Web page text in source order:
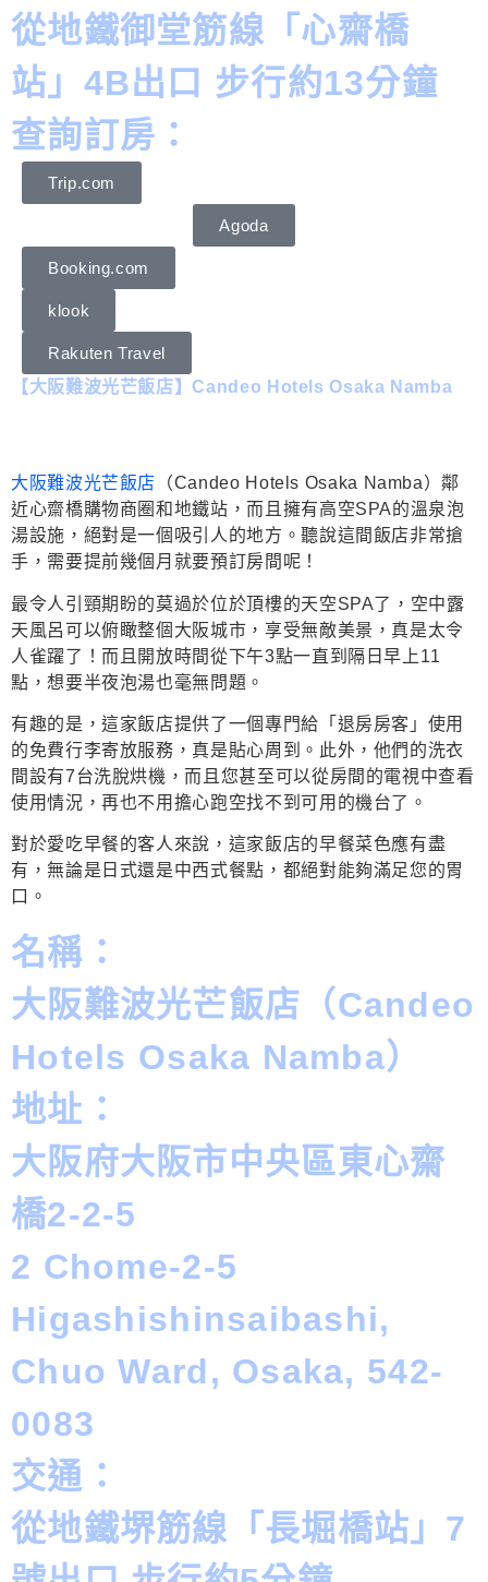
從地鐵御堂筋線「心齋橋
站」4B出口 步行約13分鐘
查詢訂房：
Trip.com
Agoda
Booking.com
klook
Rakuten Travel
【大阪難波光芒飯店】Candeo Hotels Osaka Namba
大阪難波光芒飯店 （Candeo Hotels Osaka Namba）鄰
近心齋橋購物商圈和地鐵站，而且擁有高空SPA的溫泉泡
湯設施，絕對是一個吸引人的地方。聽說這間飯店非常搶
手，需要提前幾個月就要預訂房間呢！
最令人引頸期盼的莫過於位於頂樓的天空SPA了，空中露
天風呂可以俯瞰整個大阪城市，享受無敵美景，真是太令
人雀躍了！而且開放時間從下午3點一直到隔日早上11
點，想要半夜泡湯也毫無問題。
有趣的是，這家飯店提供了一個專門給「退房房客」使用
的免費行李寄放服務，真是貼心周到。此外，他們的洗衣
間設有7台洗脫烘機，而且您甚至可以從房間的電視中查看
使用情況，再也不用擔心跑空找不到可用的機台了。
對於愛吃早餐的客人來說，這家飯店的早餐菜色應有盡
有，無論是日式還是中西式餐點，都絕對能夠滿足您的胃
口。
名稱：
大阪難波光芒飯店（Candeo
Hotels Osaka Namba）
地址：
大阪府大阪市中央區東心齋
橋2-2-5
2 Chome-2-5
Higashishinsaibashi,
Chuo Ward, Osaka, 542-
0083
交通：
從地鐵堺筋線「長堀橋站」7